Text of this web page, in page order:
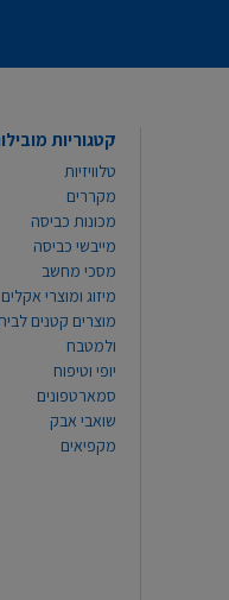
קטגוריות
טלוויזיות
מקררים
מכונות כביסה
מייבשי כביסה
מסכי מחשב
מיזוג ומוצרי אקלים
מוצרים קטנים
ולמטבח
יופי וטיפוח
סמארטפונים
שואבי אבק
מקפיאים